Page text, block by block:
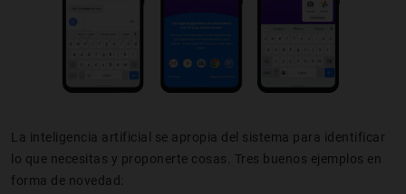
La inteligencia artificial se apropia del sistema para identificar
lo que necesitas y proponerte cosas. Tres buenos ejemplos en
forma de novedad: